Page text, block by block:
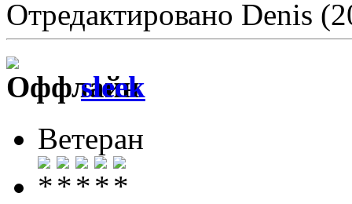
Отредактировано Denis
sleek
Ветеран